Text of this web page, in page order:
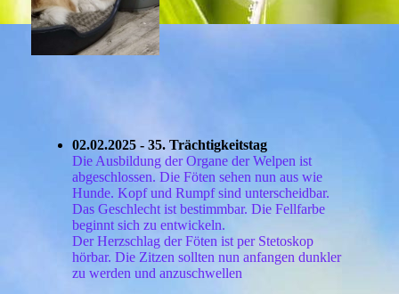
02.02.2025 - 35. Trächtigkeitstag
Die Ausbildung der Organe der Welpen ist
abgeschlossen. Die Föten sehen nun aus wie
Hunde. Kopf und Rumpf sind unterscheidbar.
Das Geschlecht ist bestimmbar. Die Fellfarbe
beginnt sich zu entwickeln.
Der Herzschlag der Föten ist per Stetoskop
hörbar. Die Zitzen sollten nun anfangen dunkler
zu werden und anzuschwellen